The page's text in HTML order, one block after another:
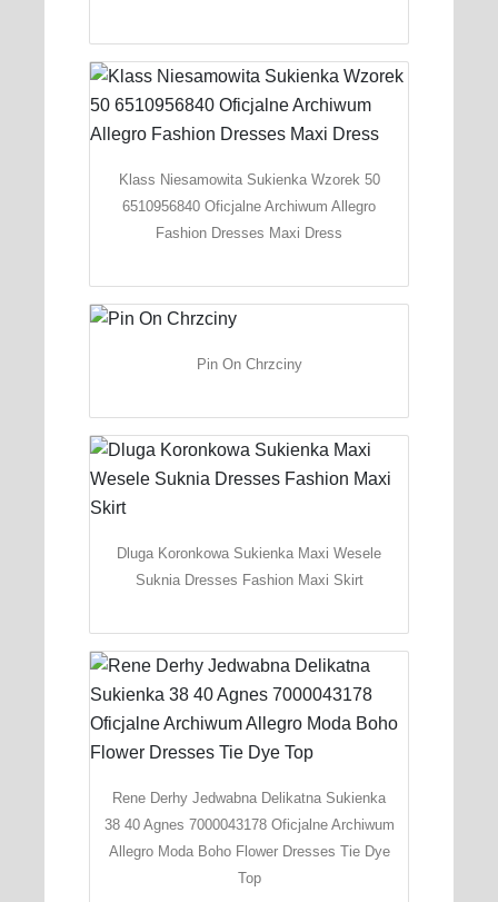
Klass Niesamowita Sukienka Wzorek 50
6510956840 Oficjalne Archiwum Allegro
Fashion Dresses Maxi Dress
Pin On Chrzciny
Dluga Koronkowa Sukienka Maxi Wesele
Suknia Dresses Fashion Maxi Skirt
Rene Derhy Jedwabna Delikatna Sukienka
38 40 Agnes 7000043178 Oficjalne Archiwum
Allegro Moda Boho Flower Dresses Tie Dye
Top